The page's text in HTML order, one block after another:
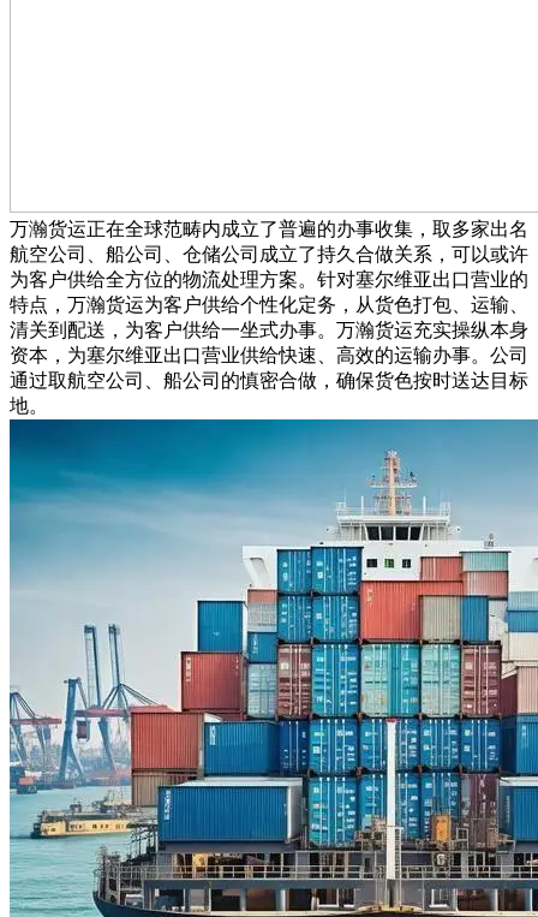
万瀚货运正在全球范畴内成立了普遍的办事收集，取多家出名
航空公司、船公司、仓储公司成立了持久合做关系，可以或许
为客户供给全方位的物流处理方案。针对塞尔维亚出口营业的
特点，万瀚货运为客户供给个性化定务，从货色打包、运输、
清关到配送，为客户供给一坐式办事。万瀚货运充实操纵本身
资本，为塞尔维亚出口营业供给快速、高效的运输办事。公司
通过取航空公司、船公司的慎密合做，确保货色按时送达目标
地。